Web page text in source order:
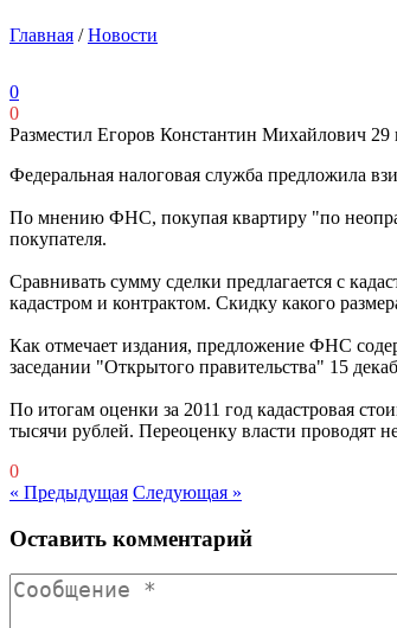
Главная /Новости
0
0
Разместил Егоров Константин Михайлович 29
Федеральная налоговая служба предложила
По мнению ФНС, покупая квартиру "по
покупателя.
Сравнивать сумму сделки предлагается с
кадастром и контрактом. Скидку какого
Как отмечает издания, предложение ФНС
заседании "Открытого правительства" 15
По итогам оценки за 2011 год кадастровая
тысячи рублей. Переоценку власти проводят
0
« Предыдущая Следующая »
Оставить комментарий